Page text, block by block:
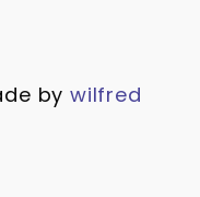
bywilfred